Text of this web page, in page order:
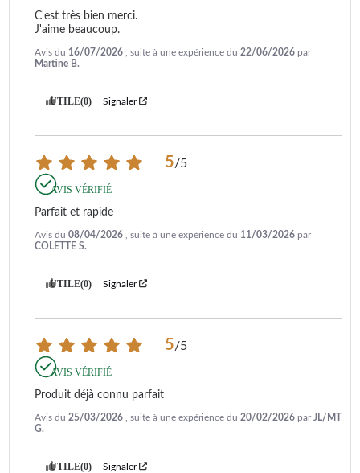
C'est très bien merci.
J'aime beaucoup.
Avis du 16/07/2026 , suite à une expérience du 22/06/2026 par
Martine B.
UTILE(0) Signaler
5/5
AVIS VÉRIFIÉ
Parfait et rapide
Avis du 08/04/2026 , suite à une expérience du 11/03/2026 par
COLETTE S.
UTILE(0) Signaler
5/5
AVIS VÉRIFIÉ
Produit déjà connu parfait
Avis du 25/03/2026 , suite à une expérience du 20/02/2026 parJL/MT
G.
UTILE(0) Signaler